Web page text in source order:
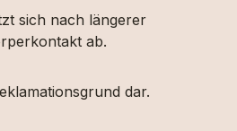
sich nach längerer
ab.
dar.